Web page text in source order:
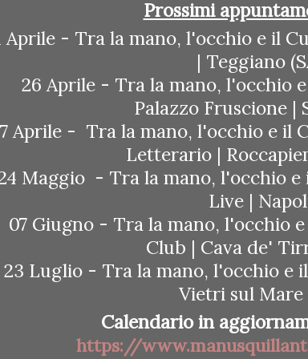
Prossimi
Aprile - Tra la mano, l'occhio e il
| Teggiano
26 Aprile - Tra la mano, l'occhio
Palazzo Fruscione |
Aprile - Tra la mano, l'occhio e il
Letterario |
Maggio - Tra la mano, l'occhio e
Live |
07 Giugno - Tra la mano, l'occhio
Club | Cava de'
23 Luglio - Tra la mano, l'occhio e
Vietri sul Mare
Calendario in
https://